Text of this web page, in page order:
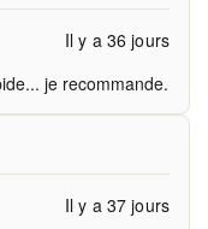
Il y a 36 jours
je recommande.
Il y a 37 jours